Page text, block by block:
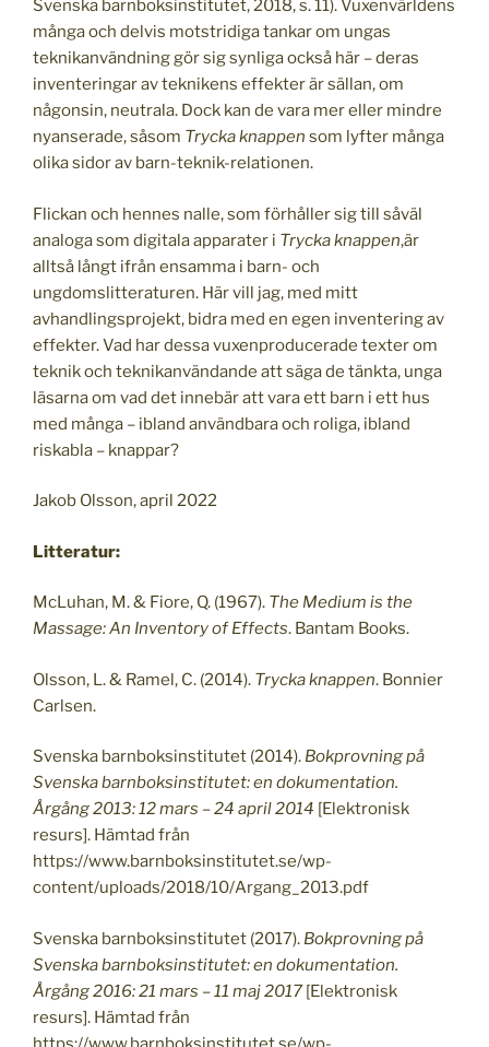
Svenska barnboksinstitutet, 2018, s. 11). Vuxenvärldens
många och delvis motstridiga tankar om ungas
teknikanvändning gör sig synliga också här – deras
inventeringar av teknikens effekter är sällan, om
någonsin, neutrala. Dock kan de vara mer eller mindre
nyanserade, såsom Trycka knappen som lyfter många
olika sidor av barn-teknik-relationen.
Flickan och hennes nalle, som förhåller sig till såväl
analoga som digitala apparater i Trycka knappen,är
alltså långt ifrån ensamma i barn- och
ungdomslitteraturen. Här vill jag, med mitt
avhandlingsprojekt, bidra med en egen inventering av
effekter. Vad har dessa vuxenproducerade texter om
teknik och teknikanvändande att säga de tänkta, unga
läsarna om vad det innebär att vara ett barn i ett hus
med många – ibland användbara och roliga, ibland
riskabla – knappar?
Jakob Olsson, april 2022
Litteratur:
McLuhan, M. & Fiore, Q. (1967). The Medium is the
Massage: An Inventory of Effects. Bantam Books.
Olsson, L. & Ramel, C. (2014). Trycka knappen. Bonnier
Carlsen.
Svenska barnboksinstitutet (2014). Bokprovning på
Svenska barnboksinstitutet: en dokumentation.
Årgång 2013: 12 mars – 24 april 2014 [Elektronisk
resurs]. Hämtad från
https://www.barnboksinstitutet.se/wp-
content/uploads/2018/10/Argang_2013.pdf
Svenska barnboksinstitutet (2017). Bokprovning på
Svenska barnboksinstitutet: en dokumentation.
Årgång 2016: 21 mars – 11 maj 2017[Elektronisk
resurs]. Hämtad från